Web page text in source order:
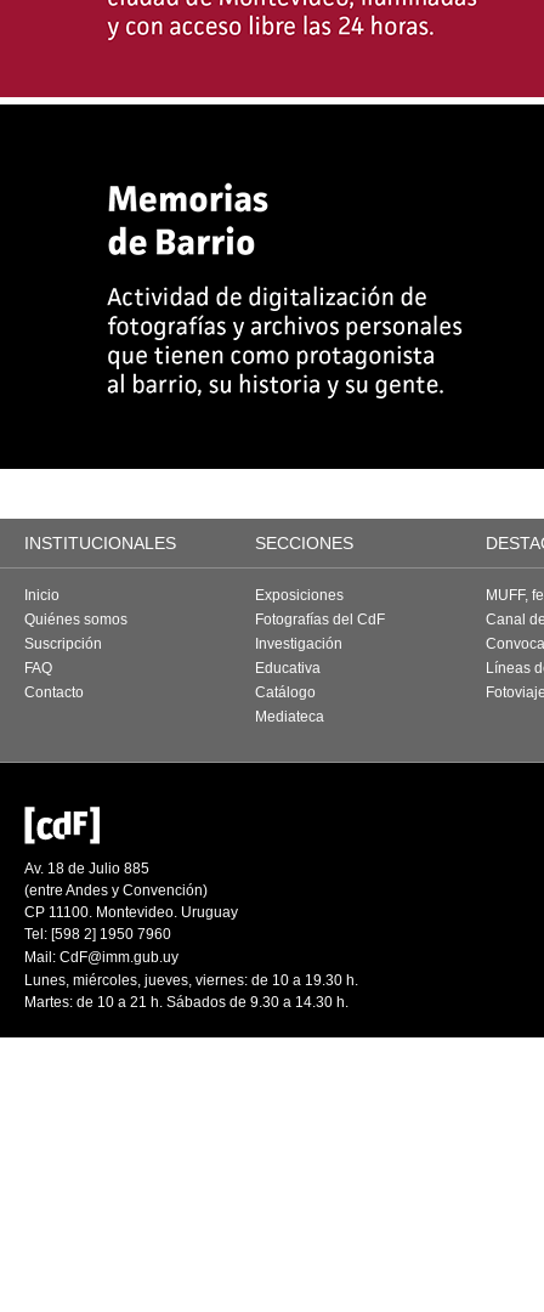
INSTITUCIONALES SECCIONES
Inicio
Quiénes somos
Suscripción
FAQ
Contacto
Exposiciones
Fotografías del CdF
Investigación
Educativa
Catálogo
Mediateca
MUFF,
Canal
Líneas
Av. 18 de Julio 885
(entre Andes y Convención)
CP 11100. Montevideo. Uruguay
Tel: [598 2] 1950 7960
Mail: CdF@imm.gub.uy
Lunes, miércoles, jueves, viernes: de 10 a 19.30 h.
Martes: de 10 a 21 h. Sábados de 9.30 a 14.30 h.